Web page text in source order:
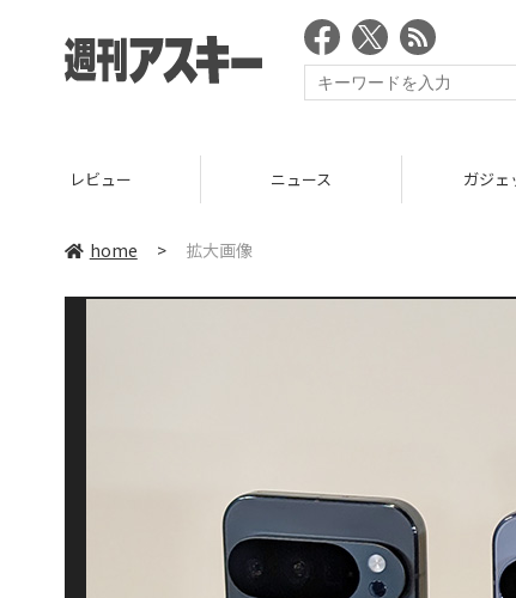
レビュー ニュース ガジェ
home > 拡大画像